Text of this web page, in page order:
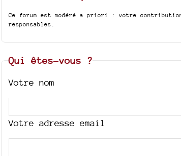
Ce forum est modéré a priori : votre
responsables.
Qui êtes-vous ?
Votre nom
Votre adresse email